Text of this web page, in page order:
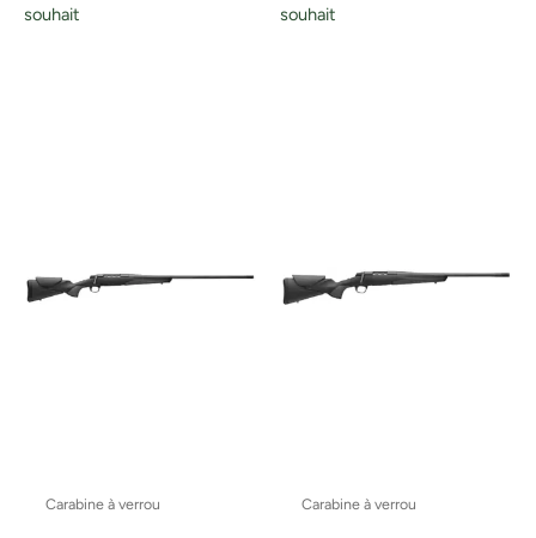
souhait
souhait
Carabine à verrou Carabine à verrou